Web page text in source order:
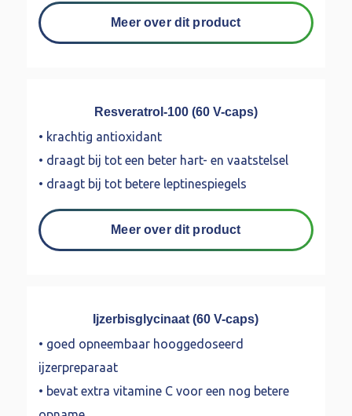
Meer over dit product
Resveratrol-100 (60 V-caps)
• krachtig antioxidant
• draagt bij tot een beter hart- en vaatstelsel
• draagt bij tot betere leptinespiegels
Meer over dit product
Ijzerbisglycinaat (60 V-caps)
• goed opneembaar hooggedoseerd
ijzerpreparaat
• bevat extra vitamine C voor een nog betere